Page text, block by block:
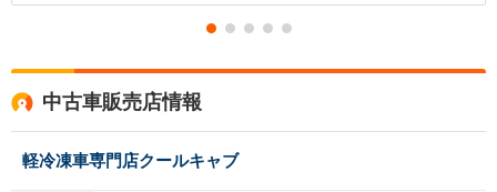
中古車販売店情報
軽冷凍車専門店クールキャブ
いいえ はい